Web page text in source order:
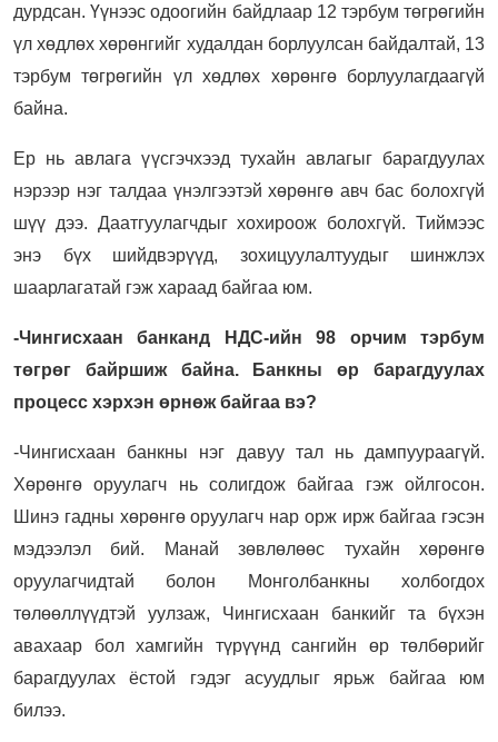
дурдсан. Үүнээс одоогийн байдлаар 12 тэрбум төгрөгийн
үл хөдлөх хөрөнгийг худалдан борлуулсан байдалтай, 13
тэрбум төгрөгийн үл хөдлөх хөрөнгө борлуулагдаагүй
байна.
Ер нь авлага үүсгэчхээд тухайн авлагыг барагдуулах
нэрээр нэг талдаа үнэлгээтэй хөрөнгө авч бас болохгүй
шүү дээ. Даатгуулагчдыг хохироож болохгүй. Тиймээс
энэ бүх шийдвэрүүд, зохицуулалтуудыг шинжлэх
шаарлагатай гэж хараад байгаа юм.
-Чингисхаан банканд НДС-ийн 98 орчим тэрбум
төгрөг байршиж байна. Банкны өр барагдуулах
процесс хэрхэн өрнөж байгаа вэ?
-Чингисхаан банкны нэг давуу тал нь дампуураагүй.
Хөрөнгө оруулагч нь солигдож байгаа гэж ойлгосон.
Шинэ гадны хөрөнгө оруулагч нар орж ирж байгаа гэсэн
мэдээлэл бий. Манай зөвлөлөөс тухайн хөрөнгө
оруулагчидтай болон Монголбанкны холбогдох
төлөөллүүдтэй уулзаж, Чингисхаан банкийг та бүхэн
авахаар бол хамгийн түрүүнд сангийн өр төлбөрийг
барагдуулах ёстой гэдэг асуудлыг ярьж байгаа юм
билээ.